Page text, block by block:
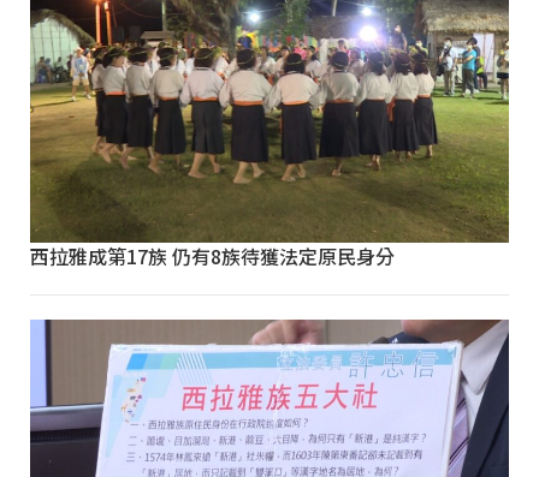
西拉雅成第17族 仍有8族待獲法定原民身分